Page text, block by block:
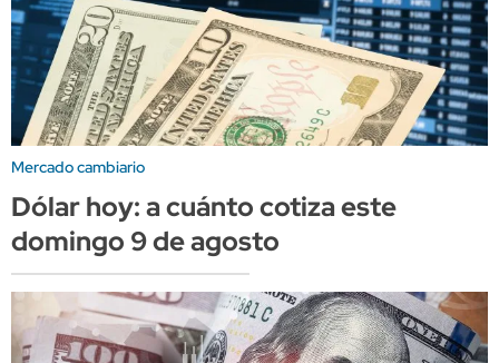
Mercado cambiario
Dólar hoy: a cuánto cotiza este
domingo 9 de agosto